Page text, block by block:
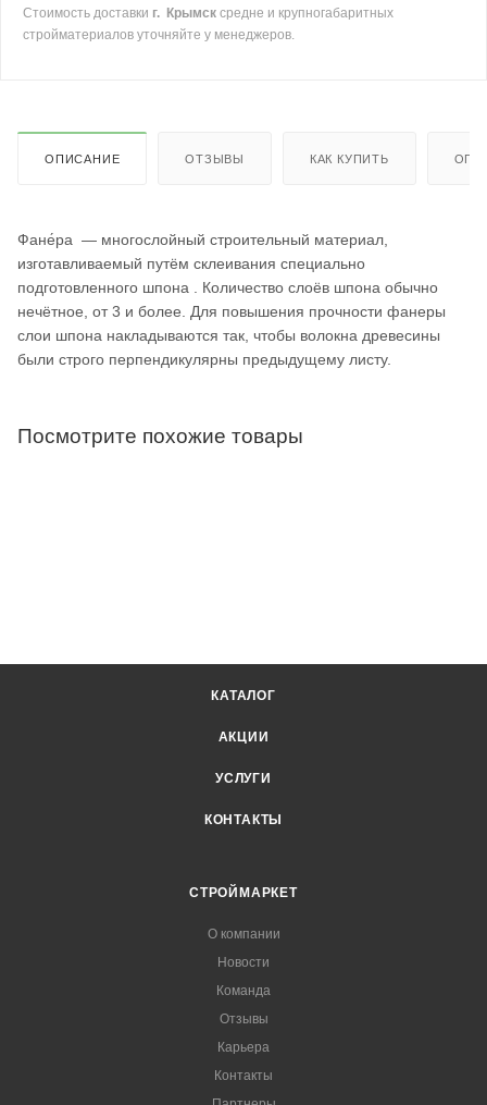
Стоимость доставки г. Крымск средне и крупногабаритных
стройматериалов уточняйте у менеджеров.
ОПИСАНИЕ ОТЗЫВЫ КАК КУПИТЬ
Фане́ра — многослойный строительный материал,
изготавливаемый путём склеивания специально
подготовленного шпона . Количество слоёв шпона обычно
нечётное, от 3 и более. Для повышения прочности фанеры
слои шпона накладываются так, чтобы волокна древесины
были строго перпендикулярны предыдущему листу.
Посмотрите похожие товары
КАТАЛОГ
АКЦИИ
УСЛУГИ
КОНТАКТЫ
СТРОЙМАРКЕТ
О компании
Новости
Команда
Отзывы
Карьера
Контакты